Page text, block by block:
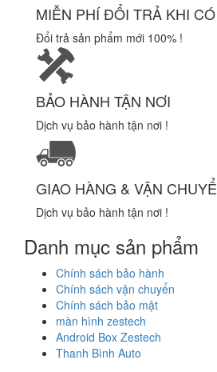
MIỄN PHÍ ĐỔI TRẢ KHI
Đổi trả sản phẩm mới 100% !
BẢO HÀNH TẬN NƠI
Dịch vụ bảo hành tận nơi !
GIAO HÀNG & VẬN
Dịch vụ bảo hành tận nơi !
Danh mục sản phẩm
Chính sách bảo hành
Chính sách vận chuyển
Chính sách bảo mật
màn hình zestech
Android Box Zestech
Thanh Bình Auto